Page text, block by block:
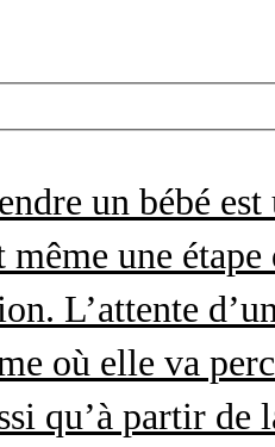
un bébé
même une
L’attente
où elle va
qu’à partir